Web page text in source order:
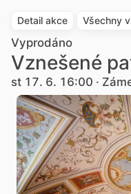
Detail akce Všechny
Vyprodáno
Vznešené
st 17. 6. 16:00 ·